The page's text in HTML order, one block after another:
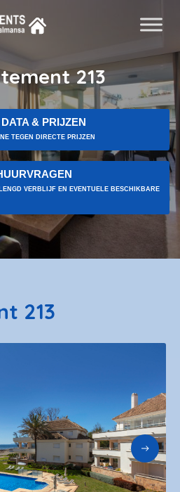
213
& PRIJZEN
TEGEN DIRECTE PRIJZEN
VERBLIJF EN EVENTUELE BESCHIKBARE
213